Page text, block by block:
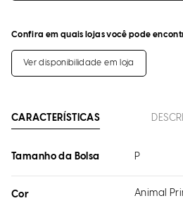
Confira em quais lojas você pode
Ver disponibilidade em loja
CARACTERÍSTICAS
Tamanho da Bolsa P
Cor Animal